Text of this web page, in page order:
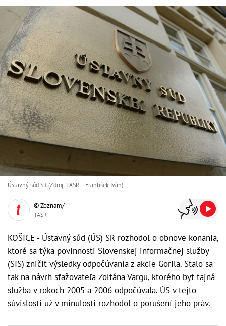
Ústavný súd SR (Zdroj: TASR – František Iván)
© Zoznam/
TASR
KOŠICE - Ústavný súd (ÚS) SR rozhodol o obnove konania,
ktoré sa týka povinnosti Slovenskej informačnej služby
(SIS) zničiť výsledky odpočúvania z akcie Gorila. Stalo sa
tak na návrh sťažovateľa Zoltána Vargu, ktorého byt tajná
služba v rokoch 2005 a 2006 odpočúvala. ÚS v tejto
súvislosti už v minulosti rozhodol o porušení jeho práv.